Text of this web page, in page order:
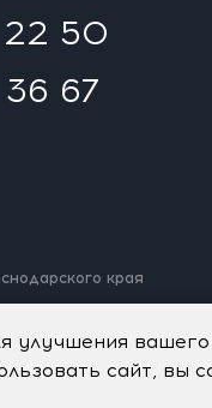
22 50
67
края
Ctrl+Enter.
улучшения
сайт, вы